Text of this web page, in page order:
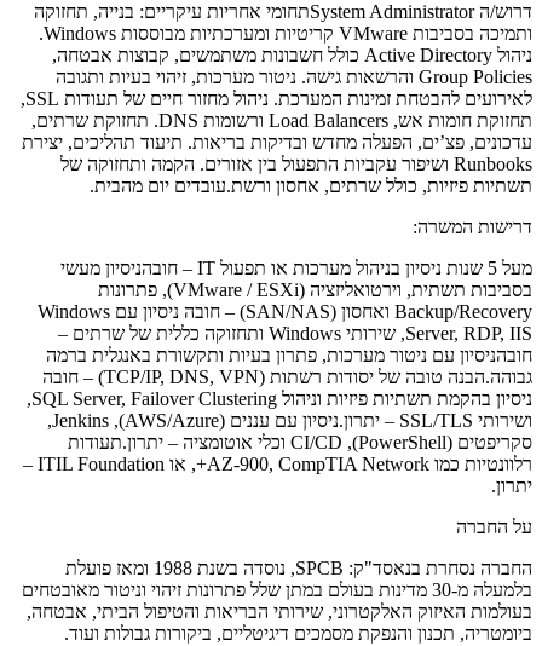
דרוש/ה System Administratorתחומי אחריות עיקריים: בנייה, תחזוקה
ותמיכה בסביבות VMware קריטיות ומערכתיות מבוססות Windows.
ניהול Active Directory כולל חשבונות משתמשים, קבוצות אבטחה,
Group Policies והרשאות גישה. ניטור מערכות, זיהוי בעיות ותגובה
לאירועים להבטחת זמינות המערכת. ניהול מחזור חיים של תעודות SSL,
תחזוקת חומות אש, Load Balancers ורשומות DNS. תחזוקת שרתים,
עדכונים, פצ’ים, הפעלה מחדש ובדיקות בריאות. תיעוד תהליכים, יצירת
Runbooks ושיפור עקביות התפעול בין אזורים. הקמה ותחזוקה של
תשתיות פיזיות, כולל שרתים, אחסון ורשת.עובדים יום מהבית.
דרישות המשרה:
מעל 5 שנות ניסיון בניהול מערכות או תפעול IT – חובהניסיון מעשי
בסביבות תשתית, וירטואליזציה (VMware / ESXi), פתרונות
Backup/Recovery ואחסון (SAN/NAS) – חובה ניסיון עם Windows
Server, RDP, IIS, שירותי Windows ותחזוקה כללית של שרתים –
חובהניסיון עם ניטור מערכות, פתרון בעיות ותקשורת באנגלית ברמה
גבוהה.הבנה טובה של יסודות רשתות (TCP/IP, DNS, VPN) – חובה
ניסיון בהקמת תשתיות פיזיות וניהול SQL Server, Failover Clustering,
ושירותי SSL/TLS – יתרון.ניסיון עם עננים (AWS/Azure), Jenkins,
סקריפטים (PowerShell), CI/CD וכלי אוטומציה – יתרון.תעודות
רלוונטיות כמו AZ-900, CompTIA Network+, או ITIL Foundation –
יתרון.
על החברה
החברה נסחרת בנאסד"ק: SPCB, נוסדה בשנת 1988 ומאז פועלת
בלמעלה מ-30 מדינות בעולם במתן שלל פתרונות זיהוי וניטור מאובטחים
בעולמות האיזוק האלקטרוני, שירותי הבריאות והטיפול הביתי, אבטחה,
ביומטריה, תכנון והנפקת מסמכים דיגיטליים, ביקורות גבולות ועוד.